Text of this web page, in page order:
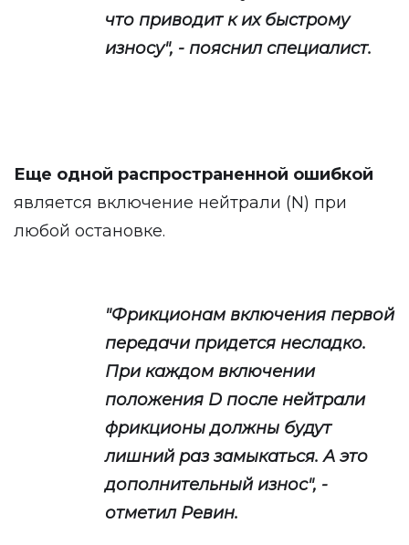
что приводит к их быстрому
износу", - пояснил специалист.
Еще одной распространенной ошибкой
является включение нейтрали (N) при
любой остановке.
"Фрикционам включения первой
передачи придется несладко.
При каждом включении
положения D после нейтрали
фрикционы должны будут
лишний раз замыкаться. А это
дополнительный износ", -
отметил Ревин.